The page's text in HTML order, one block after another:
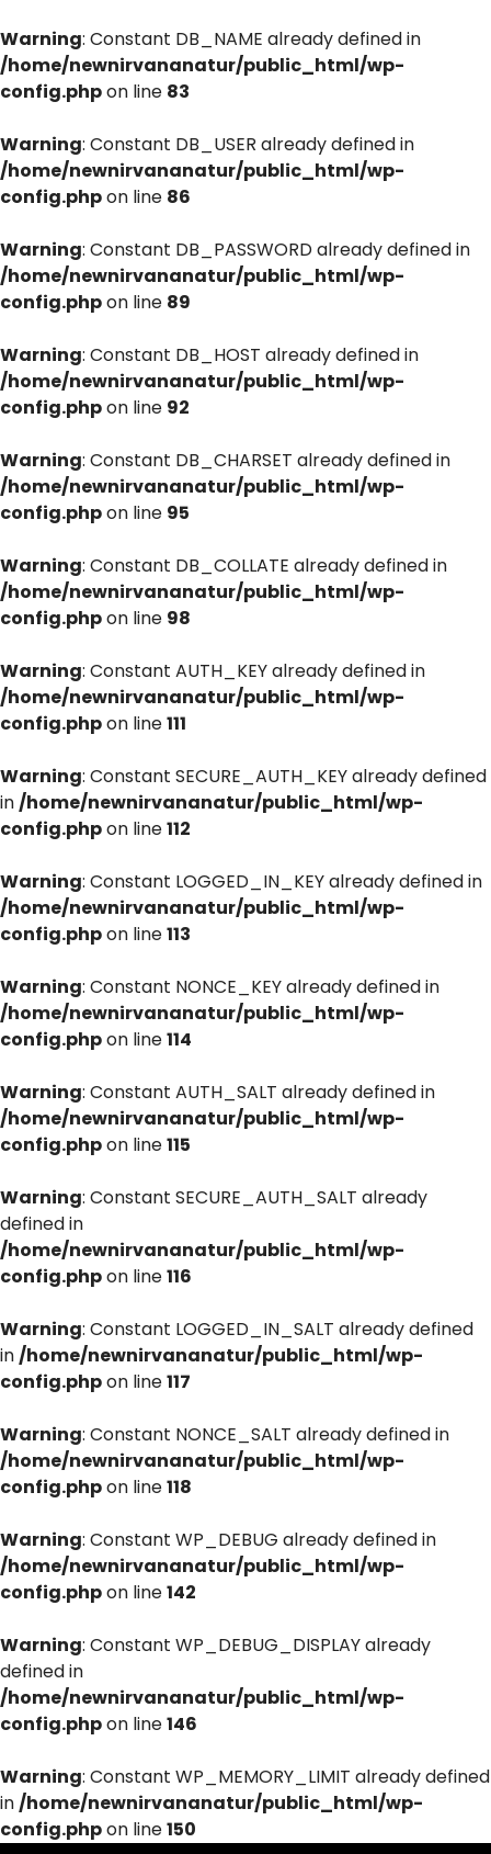
Warning: Constant DB_NAME already defined in
/home/newnirvananatur/public_html/wp-
config.phpon line 83
Warning: Constant DB_USER already defined in
/home/newnirvananatur/public_html/wp-
config.phpon line 86
Warning: Constant DB_PASSWORD already defined in
/home/newnirvananatur/public_html/wp-
config.phpon line 89
Warning: Constant DB_HOST already defined in
/home/newnirvananatur/public_html/wp-
config.phpon line 92
Warning: Constant DB_CHARSET already defined in
/home/newnirvananatur/public_html/wp-
config.phpon line 95
Warning: Constant DB_COLLATE already defined in
/home/newnirvananatur/public_html/wp-
config.phpon line 98
Warning: Constant AUTH_KEY already defined in
/home/newnirvananatur/public_html/wp-
config.phpon line111
Warning: Constant SECURE_AUTH_KEY already defined
in/home/newnirvananatur/public_html/wp-
config.phpon line112
Warning: Constant LOGGED_IN_KEY already defined in
/home/newnirvananatur/public_html/wp-
config.phpon line113
Warning: Constant NONCE_KEY already defined in
/home/newnirvananatur/public_html/wp-
config.phpon line114
Warning: Constant AUTH_SALT already defined in
/home/newnirvananatur/public_html/wp-
config.phpon line115
Warning: Constant SECURE_AUTH_SALT already
defined in
/home/newnirvananatur/public_html/wp-
config.phpon line116
Warning: Constant LOGGED_IN_SALT already defined
in/home/newnirvananatur/public_html/wp-
config.phpon line117
Warning: Constant NONCE_SALT already defined in
/home/newnirvananatur/public_html/wp-
config.phpon line118
Warning: Constant WP_DEBUG already defined in
/home/newnirvananatur/public_html/wp-
config.phpon line142
Warning: Constant WP_DEBUG_DISPLAY already
defined in
/home/newnirvananatur/public_html/wp-
config.phpon line146
Warning: Constant WP_MEMORY_LIMIT already defined
in/home/newnirvananatur/public_html/wp-
config.phpon line150